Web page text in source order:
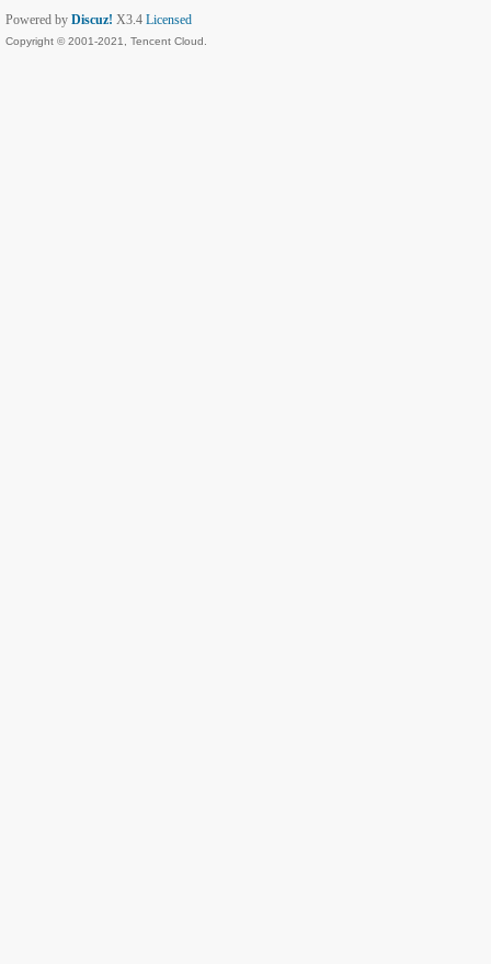
Powered by Discuz! X3.4 Licensed
Copyright © 2001-2021, Tencent Cloud.